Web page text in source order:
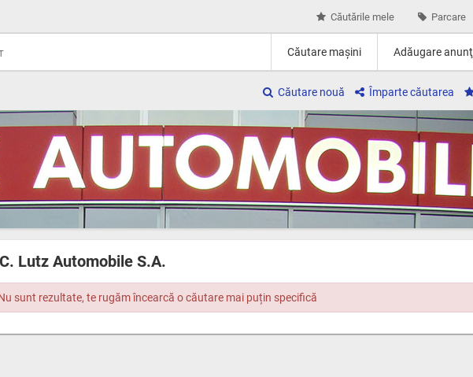
Căutările mele Parcare
Căutare maşini Adăugare anunţ
Căutare nouă Împarte căutarea
Lutz Automobile S.A.
sunt rezultate, te rugăm încearcă o căutare mai puțin specifică